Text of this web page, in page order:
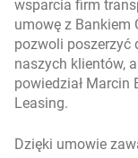
wsparcia firm
umowę z Bankiem
pozwoli poszerzyć
naszych klientów,
powiedział Marcin
Leasing.
Dzięki umowie